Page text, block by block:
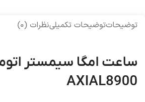
توضیحاتتوضیحات تکمیلینظرات (0)
AXIAL8900